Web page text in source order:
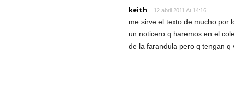
keith 12 abril 2011 At 14:16
me sirve el texto de mucho por
un noticero q haremos en el
de la farandula pero q tengan